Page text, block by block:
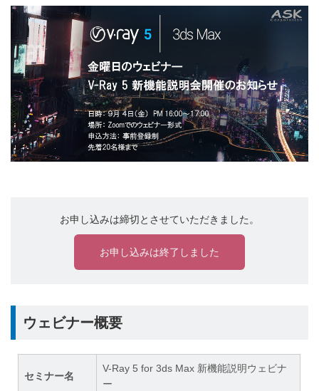
お申し込みは締切とさせていただきました。
お申し込みは終了しました
ウェビナー概要
セミナー名
V-Ray 5 for 3ds Max 新機能説明ウェビナ
ー